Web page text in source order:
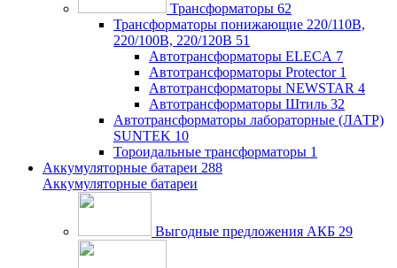
Трансформаторы 62
Трансформаторы понижающие 220/110В,
220/100В, 220/120В 51
Автотрансформаторы ELECA 7
Автотрансформаторы Protector 1
Автотрансформаторы NEWSTAR 4
Автотрансформаторы Штиль 32
Автотрансформаторы лабораторные (ЛАТР)
SUNTEK 10
Тороидальные трансформаторы 1
Аккумуляторные батареи 288
Аккумуляторные батареи
Выгодные предложения АКБ 29